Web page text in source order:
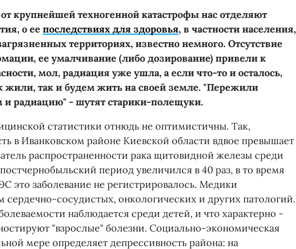
крупнейшей техногенной катастрофы нас отделяют
о ее последствиях для здоровья, в частности населения,
территориях, известно немного. Отсутствие
ее умалчивание (либо дозирование) привели к
мол, радиация уже ушла, а если что-то и осталось,
жили, так и будем жить на своей земле. "Пережили
радиацию" - шутят старики-полещуки.
статистики отнюдь не оптимистичны. Так,
в Иванковском районе Киевской области вдвое превышает
распространенности рака щитовидной железы среди
период увеличился в 40 раз, в то время
это заболевание не регистрировалось. Медики
сердечно-сосудистых, онкологических и других патологий.
наблюдается среди детей, и что характерно -
"взрослые" болезни. Социально-экономическая
мере определяет депрессивность района: на